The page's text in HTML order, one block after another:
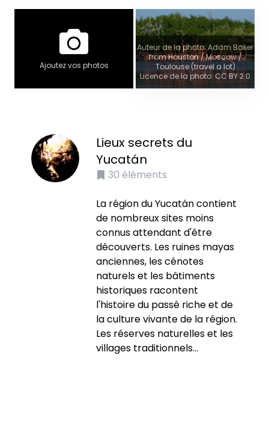
Ajoutez vos photos
Auteur de la photo: Adam Baker
from Houston / Moscow /
Toulouse (travel a lot)
Licence de la photo: CC BY 2.0
Lieux secrets du
Yucatán
30 éléments
La région du Yucatán contient
de nombreux sites moins
connus attendant d'être
découverts. Les ruines mayas
anciennes, les cénotes
naturels et les bâtiments
historiques racontent
l'histoire du passé riche et de
la culture vivante de la région.
Les réserves naturelles et les
villages traditionnels...